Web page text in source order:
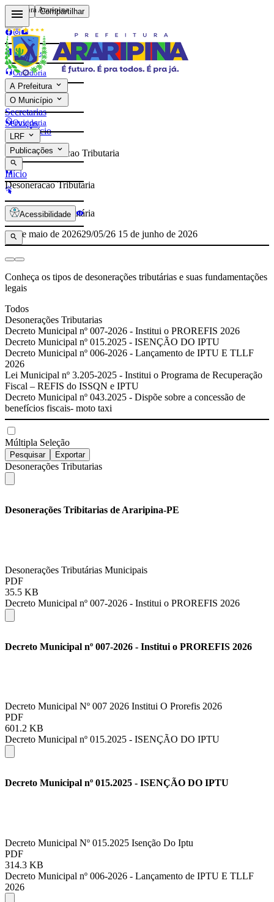
Prefeitura Araripina
Contatos
Ouvidoria
e-Sic
Contatos
Ouvidoria
e-Sic
Acessibilidade
A Prefeitura
O Município
Secretarias
Serviços
LRF
Publicações
Voltar Compartilhar
Início
Desoneracao Tributaria
Início
Desoneracao Tributaria
Desoneração Tributária
29 de maio de 202629/05/26 15 de junho de 2026
Conheça os tipos de desonerações tributárias e suas fundamentações
legais
Todos
Desonerações Tributarias
Decreto Municipal nº 007-2026 - Institui o PROREFIS 2026
Decreto Municipal nº 015.2025 - ISENÇÃO DO IPTU
Decreto Municipal nº 006-2026 - Lançamento de IPTU E TLLF
2026
Lei Municipal nº 3.205-2025 - Institui o Programa de Recuperação
Fiscal – REFIS do ISSQN e IPTU
Decreto Municipal nº 043.2025 - Dispõe sobre a concessão de
benefícios fiscais- moto taxi
Múltipla Seleção
Pesquisar Exportar
Desonerações Tributarias
Desonerações Tribitarias de Araripina-PE
Desonerações Tributárias Municipais
PDF
35.5 KB
Decreto Municipal nº 007-2026 - Institui o PROREFIS 2026
Decreto Municipal nº 007-2026 - Institui o PROREFIS 2026
Decreto Municipal Nº 007 2026 Institui O Prorefis 2026
PDF
601.2 KB
Decreto Municipal nº 015.2025 - ISENÇÃO DO IPTU
Decreto Municipal nº 015.2025 - ISENÇÃO DO IPTU
Decreto Municipal Nº 015.2025 Isenção Do Iptu
PDF
314.3 KB
Decreto Municipal nº 006-2026 - Lançamento de IPTU E TLLF
2026